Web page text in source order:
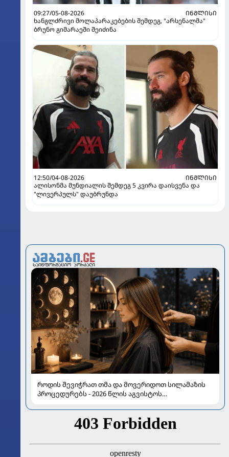
09:27/05-08-2026
ᲘᲜᲒᲚᲘᲡᲘ
ხანგლძრივი მოლაპარაკებების შემდეგ, "არსენალმა"
ბრუნო გიმარაეში შეიძინა
12:50/04-08-2026
ᲘᲜᲒᲚᲘᲡᲘ
ალისონმა მუნდიალის შემდეგ 5 კვირა დაისვენა და
"ლივერპულს" დაუბრუნდა
როდის შევიჭრათ თმა და მოვერიდოთ სილამაზის
პროცედურებს - 2026 წლის აგვისტოს